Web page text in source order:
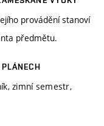
provádění stanoví
předmětu.
zimní semestr,